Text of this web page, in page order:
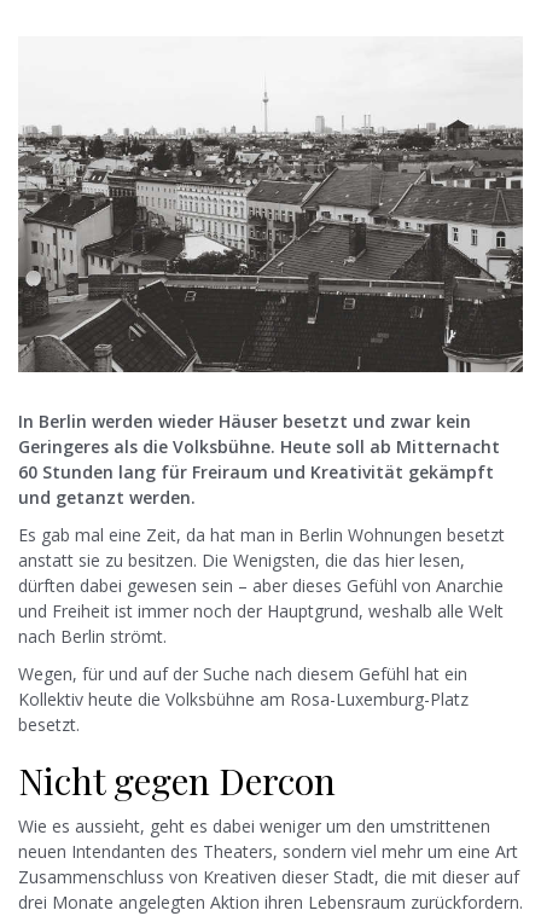
In Berlin werden wieder Häuser besetzt und zwar kein
Geringeres als die Volksbühne. Heute soll ab Mitternacht
60 Stunden lang für Freiraum und Kreativität gekämpft
und getanzt werden.
Es gab mal eine Zeit, da hat man in Berlin Wohnungen besetzt
anstatt sie zu besitzen. Die Wenigsten, die das hier lesen,
dürften dabei gewesen sein – aber dieses Gefühl von Anarchie
und Freiheit ist immer noch der Hauptgrund, weshalb alle Welt
nach Berlin strömt.
Wegen, für und auf der Suche nach diesem Gefühl hat ein
Kollektiv heute die Volksbühne am Rosa-Luxemburg-Platz
besetzt.
Nicht gegen Dercon
Wie es aussieht, geht es dabei weniger um den umstrittenen
neuen Intendanten des Theaters, sondern viel mehr um eine Art
Zusammenschluss von Kreativen dieser Stadt, die mit dieser auf
drei Monate angelegten Aktion ihren Lebensraum zurückfordern.